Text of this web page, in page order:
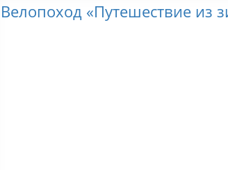
Велопоход «Путешествие из